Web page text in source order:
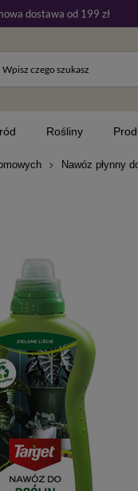
dostawa od 199 zł
Rośliny
Nawóz płynny